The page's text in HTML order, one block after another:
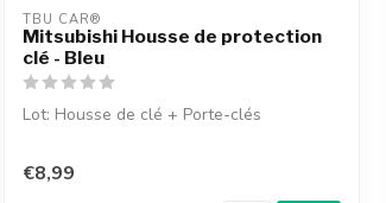
TBU CAR®
Mitsubishi Housse de protection
clé - Bleu
Lot: Housse de clé + Porte-clés
€8,99